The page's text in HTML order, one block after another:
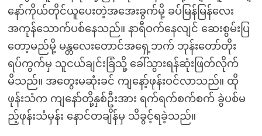
နော်ကိုယ်တိုင်ယူပေးတဲ့အအေးခွက်မို့ ခပ်မြန်မြန်လေး
အကုန်သောက်ပစ်နေသည်။ နာရီဝက်နေလျင် ဆေးစွမ်းပြ
တော့မည်မို့ မန္တလေးတောင်အရှေ့ဘက် ဘုန်းတော်တိုး
ရပ်ကွက်မှ သူငယ်ချင်းခြံသို့ ခေါ်သွားရန်ဆုံးဖြတ်လိုက်
မိသည်။ အတွေးမဆုံးခင် ကျနော့်ဖုန်းဝင်လာသည်။ ထို
ဖုန်းသံက ကျနော်တို့နှစ်ဦးအား ရက်ရက်စက်စက် ခွဲပစ်မ
ည့်ဖုန်းသံမှန်း နောင်တချိန်မှ သိခွင့်ရခဲ့သည်။